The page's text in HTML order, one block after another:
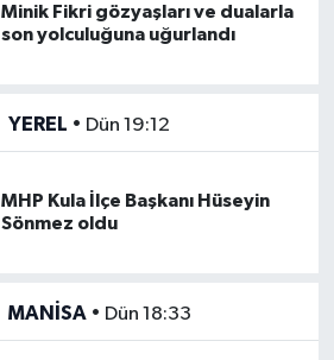
Minik Fikri gözyaşları ve dualarla
son yolculuğuna uğurlandı
YEREL • Dün 19:12
MHP Kula İlçe Başkanı Hüseyin
Sönmez oldu
MANİSA• Dün 18:33